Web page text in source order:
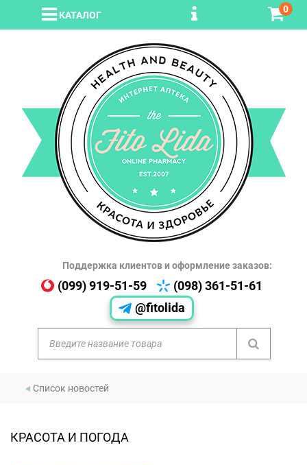
КАТАЛОГ
0
Поддержка клиентов и оформление заказов:
(099) 919-51-59
(098) 361-51-61
@fitolida
Список новостей
КРАСОТА И ПОГОДА